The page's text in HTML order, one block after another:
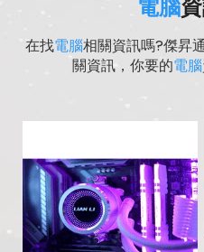
電腦
在找電腦相關資訊嗎?傑昇
關資訊，你要的電腦